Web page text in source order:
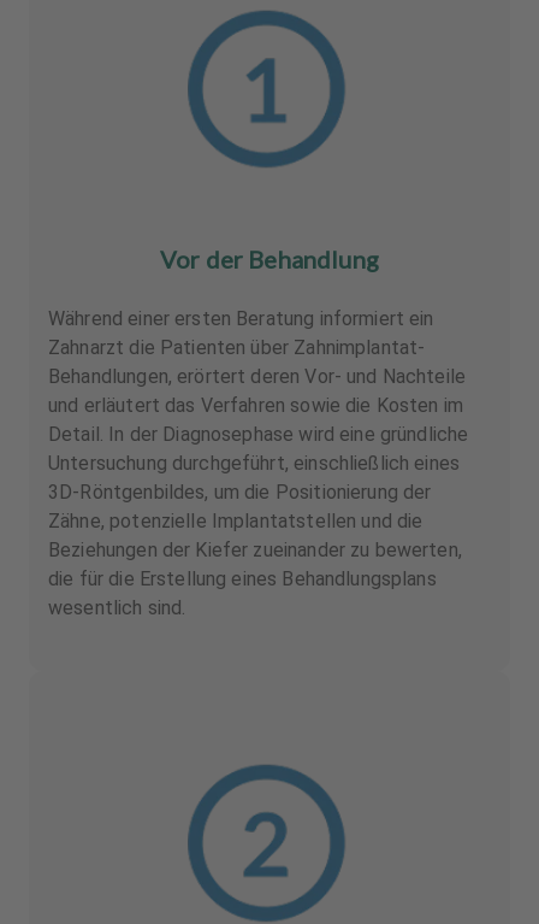
Vor der Behandlung
Während einer ersten Beratung informiert ein
Zahnarzt die Patienten über Zahnimplantat-
Behandlungen, erörtert deren Vor- und Nachteile
und erläutert das Verfahren sowie die Kosten im
Detail. In der Diagnosephase wird eine gründliche
Untersuchung durchgeführt, einschließlich eines
3D-Röntgenbildes, um die Positionierung der
Zähne, potenzielle Implantatstellen und die
Beziehungen der Kiefer zueinander zu bewerten,
die für die Erstellung eines Behandlungsplans
wesentlich sind.